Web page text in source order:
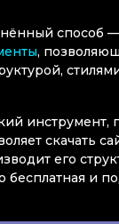
способ
,
инструмент,
скачать
его
бесплатная и